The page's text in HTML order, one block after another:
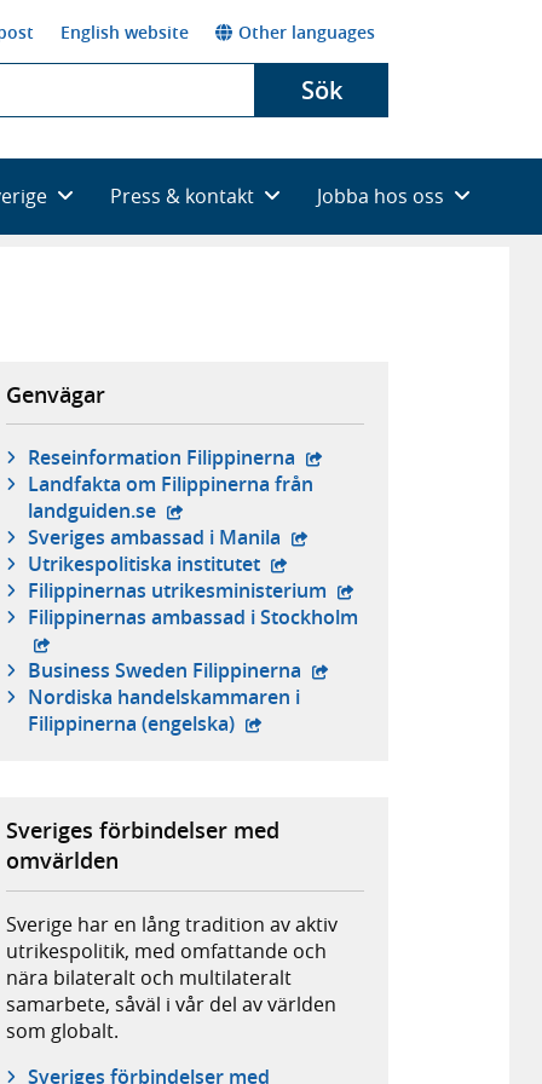
English website Other languages
Sök
Press & kontakt Jobba hos oss
Genvägar
Reseinformation Filippinerna - extern webbplats,
Landfakta om Filippinerna från
landguiden.se - extern webbplats,
Sveriges ambassad i Manila - extern webbplats,
Utrikespolitiska institutet - extern webbplats,
Filippinernas utrikesministerium - extern webbplats,
Filippinernas ambassad i Stockholm- extern webbplats,
Business Sweden Filippinerna - extern webbplats,
Nordiska handelskammaren i
Filippinerna (engelska) - extern webbplats,
Sveriges förbindelser med
omvärlden
Sverige har en lång tradition av aktiv
utrikespolitik, med omfattande och
nära bilateralt och multilateralt
samarbete, såväl i vår del av världen
som globalt.
Sveriges förbindelser med